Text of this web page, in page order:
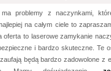
problemy z naczynkami,
na całym ciele to
oferta to laserowe zamykanie
i bardzo skuteczne. Te
będą bardzo zadowolone z